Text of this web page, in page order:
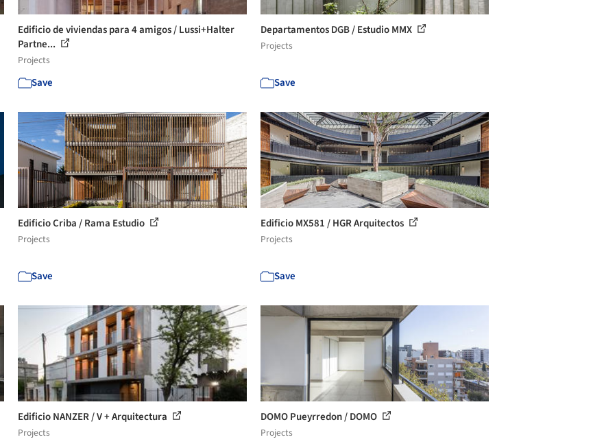
Edificio de viviendas para 4 amigos / Lussi+Halter
Partne...
Projects
Save
Departamentos DGB / Estudio MMX
Projects
Save
Edificio Criba / Rama Estudio
Projects
Save
Edificio MX581 / HGR Arquitectos
Projects
Save
Edificio NANZER / V + Arquitectura
Projects
DOMO Pueyrredon / DOMO
Projects